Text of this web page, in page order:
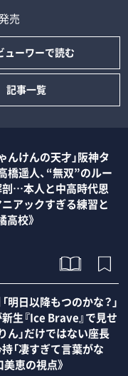
売
ューワーで読む
記事一覧
んけんの天才」阪神タ
橋遥人、“無双”のルー
剖…本人と中高時代恩
アックすぎる練習と
高校》
明日以降もつのかな？」
生『Ice Brave』で見せ
ん」だけではない座長
「凄すぎて言葉がな
美恵の視点》